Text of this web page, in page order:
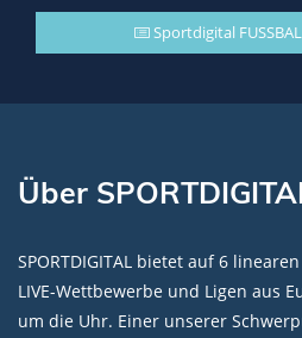
Sportdigital
Über
SPORTDIGITAL bietet auf 6
LIVE-Wettbewerbe und Ligen aus
um die Uhr. Einer unserer